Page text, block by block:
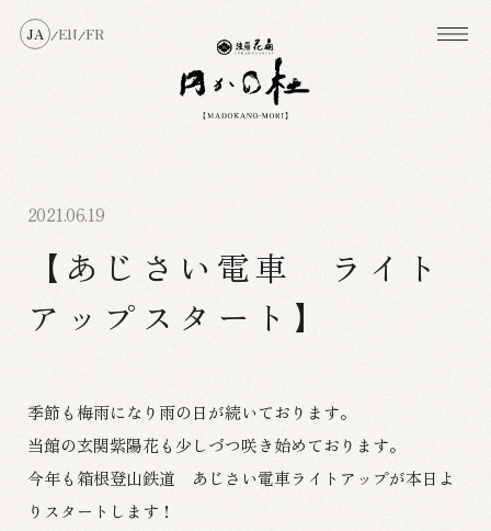
JA /EN/FR
2021.06.19
【あじさい電車 ライト
アップスタート】
季節も梅雨になり雨の日が続いております。
当館の玄関紫陽花も少しづつ咲き始めております。
今年も箱根登山鉄道 あじさい電車ライトアップが本日よ
りスタートします！